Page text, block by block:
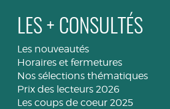
LES + CONSULTÉS
Les nouveautés
Horaires et fermetures
Nos sélections thématiques
Prix des lecteurs 2026
Les coups de coeur 2025